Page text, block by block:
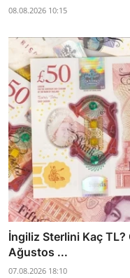
08.08.2026 10:15
İngiliz Sterlini Kaç
Ağustos ...
07.08.2026 18:10